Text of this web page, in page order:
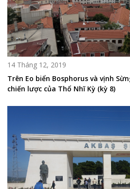
14 Tháng 12, 2019
Trên Eo biển Bosphorus và vịnh
chiến lược của Thổ Nhĩ Kỳ (kỳ 8)